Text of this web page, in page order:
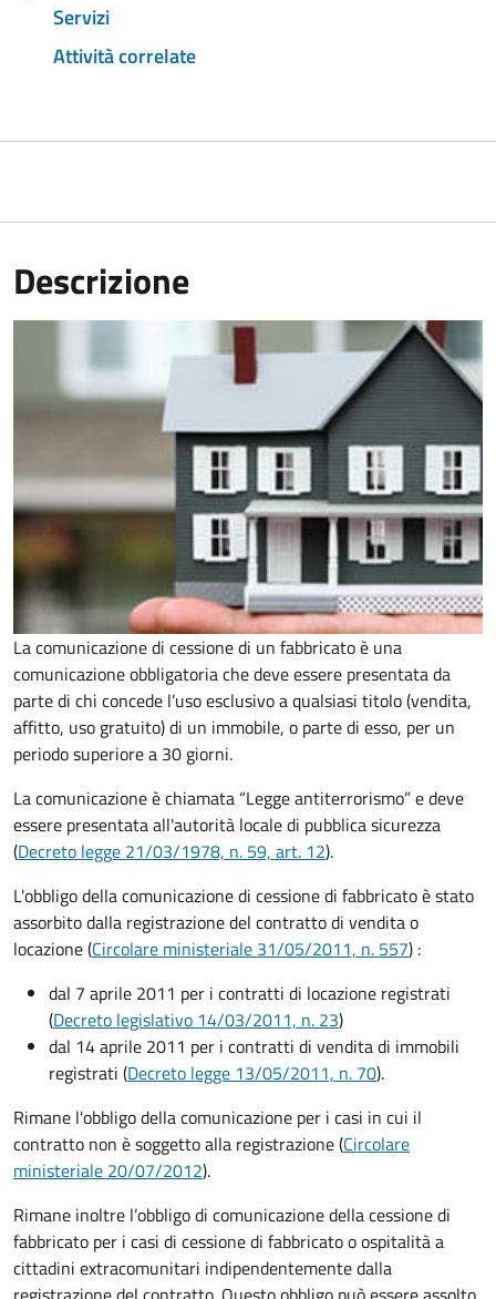
Servizi
Attività correlate
Descrizione
La comunicazione di cessione di un fabbricato è una
comunicazione obbligatoria che deve essere presentata da
parte di chi concede l’uso esclusivo a qualsiasi titolo (vendita,
affitto, uso gratuito) di un immobile, o parte di esso, per un
periodo superiore a 30 giorni.
La comunicazione è chiamata “Legge antiterrorismo” e deve
essere presentata all'autorità locale di pubblica sicurezza
(Decreto legge 21/03/1978, n. 59, art. 12).
L'obbligo della comunicazione di cessione di fabbricato è stato
assorbito dalla registrazione del contratto di vendita o
locazione (Circolare ministeriale 31/05/2011, n. 557) :
dal 7 aprile 2011 per i contratti di locazione registrati
(Decreto legislativo 14/03/2011, n. 23)
dal 14 aprile 2011 per i contratti di vendita di immobili
registrati (Decreto legge 13/05/2011, n. 70).
Rimane l'obbligo della comunicazione per i casi in cui il
contratto non è soggetto alla registrazione (Circolare
ministeriale 20/07/2012).
Rimane inoltre l’obbligo di comunicazione della cessione di
fabbricato per i casi di cessione di fabbricato o ospitalità a
cittadini extracomunitari indipendentemente dalla